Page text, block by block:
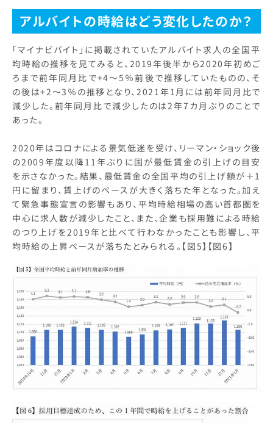
アルバイトの時給はどう変化したのか？
「マイナビバイト」に掲載されていたアルバイト求人の全国平
均時給の推移を見てみると、2019年後半から2020年初めご
ろまで前年同月比で+4～5％前後で推移していたものの、そ
の後は+2～3％の推移となり、2021年1月には前年同月比で
減少した。前年同月比で減少したのは2年7カ月ぶりのことで
あった。
2020年はコロナによる景気低迷を受け、リーマン・ショック後
の2009年度以降11年ぶりに国が最低賃金の引上げの目安
を示さなかった。結果、最低賃金の全国平均の引上げ額が＋1
円に留まり、賃上げのペースが大きく落ちた年となった。加え
て緊急事態宣言の影響もあり、平均時給相場の高い首都圏を
中心に求人数が減少したこと、また、企業も採用難による時給
のつり上げを2019年と比べて行わなかったことも影響し、平
均時給の上昇ペースが落ちたとみられる。【図5】【図6】